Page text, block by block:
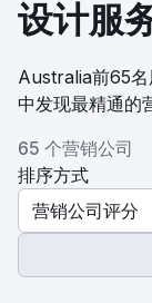
设计服
Australia前65名
中发现最精通的
65 个营销公司
排序方式
营销公司评分